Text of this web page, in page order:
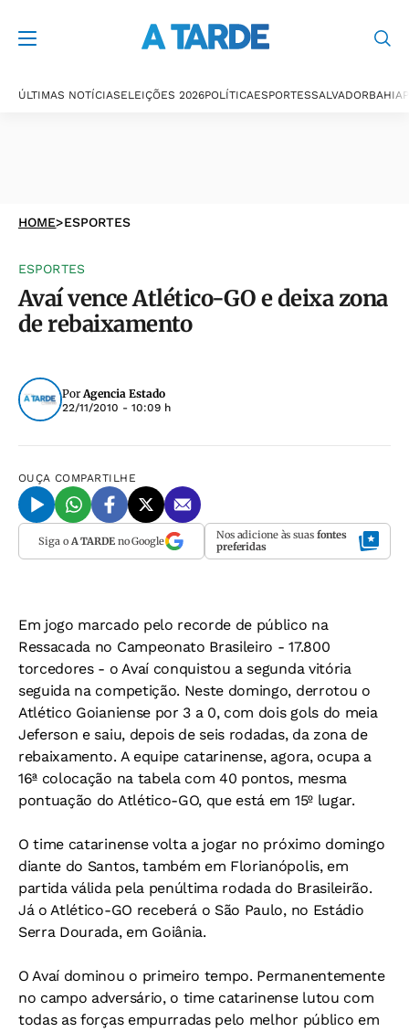
ÚLTIMAS NOTÍCIASELEIÇÕES 2026POLÍTICAESPORTESSALVADORBAHIA
HOME>ESPORTES
ESPORTES
Avaí vence Atlético-GO e deixa zona
de rebaixamento
PorAgencia Estado
22/11/2010 - 10:09 h
OUÇA COMPARTILHE
Siga o A TARDEno Google Nos adicione às suas fontes
preferidas
Em jogo marcado pelo recorde de público na
Ressacada no Campeonato Brasileiro - 17.800
torcedores - o Avaí conquistou a segunda vitória
seguida na competição. Neste domingo, derrotou o
Atlético Goianiense por 3 a 0, com dois gols do meia
Jeferson e saiu, depois de seis rodadas, da zona de
rebaixamento. A equipe catarinense, agora, ocupa a
16ª colocação na tabela com 40 pontos, mesma
pontuação do Atlético-GO, que está em 15º lugar.
O time catarinense volta a jogar no próximo domingo
diante do Santos, também em Florianópolis, em
partida válida pela penúltima rodada do Brasileirão.
Já o Atlético-GO receberá o São Paulo, no Estádio
Serra Dourada, em Goiânia.
O Avaí dominou o primeiro tempo. Permanentemente
no campo adversário, o time catarinense lutou com
todas as forças empurradas pelo melhor público em